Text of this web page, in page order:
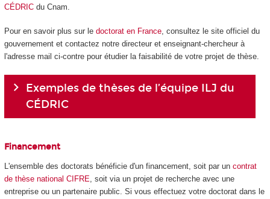
CÉDRICdu Cnam.
Pour en savoir plus sur le doctorat en France, consultez le site officiel du
gouvernement et contactez notre directeur et enseignant-chercheur à
l'adresse mail ci-contre pour étudier la faisabilité de votre projet de thèse.
Exemples de thèses de l’équipe ILJ du
CÉDRIC
Financement
L'ensemble des doctorats bénéficie d'un financement, soit par un contrat
de thèse national CIFRE, soit via un projet de recherche avec une
entreprise ou un partenaire public. Si vous effectuez votre doctorat dans le